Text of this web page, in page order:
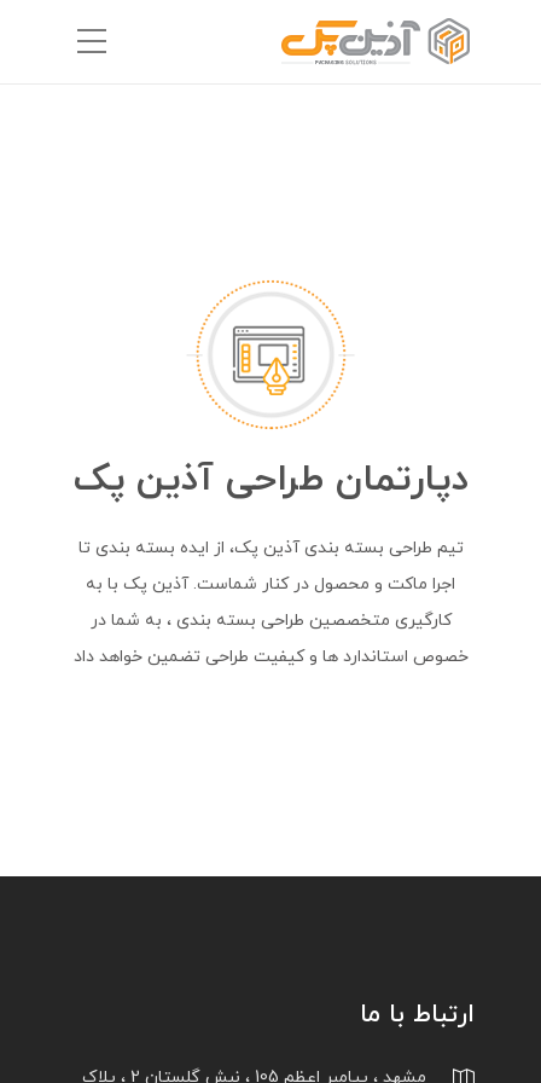
دپارتمان طراحی آذین پک
تیم طراحی بسته بندی آذین پک، از ایده بسته بندی تا
اجرا ماکت و محصول در کنار شماست. آذین پک با به
کارگیری متخصصین طراحی بسته بندی ، به شما در
خصوص استاندارد ها و کیفیت طراحی تضمین خواهد داد
ارتباط با ما
مشهد ، پیامبر اعظم 105 ، نبش گلستان 2 ، پلاک